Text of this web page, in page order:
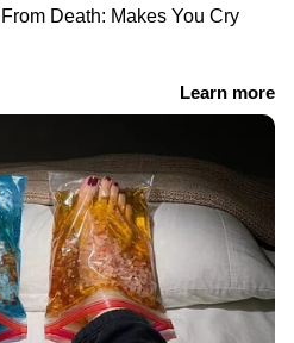
5 ജില്ലകളിലെ എല്ലാ
വിദ്യാഭ്യാസ
സ്ഥാപനങ്ങൾക്കും തൃശ്ശൂർ
ജില്ലയിൽ ക്യാംപുകളുള്ള